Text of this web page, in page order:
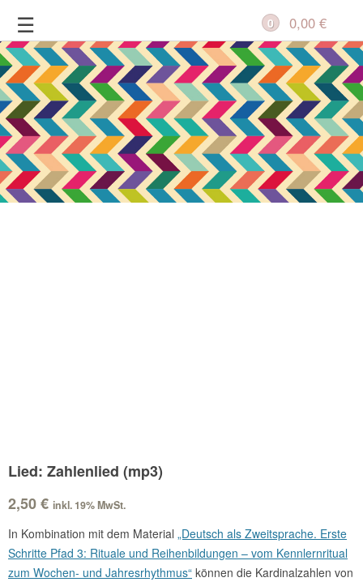
☰
Inhalt
springen
0 0,00 €
Lied: Zahlenlied (mp3)
2,50€ inkl. 19% MwSt.
In Kombination mit dem Material „Deutsch als Zweitsprache. Erste
Schritte Pfad 3: Rituale und Reihenbildungen – vom Kennlernritual
zum Wochen- und Jahresrhythmus“ können die Kardinalzahlen von